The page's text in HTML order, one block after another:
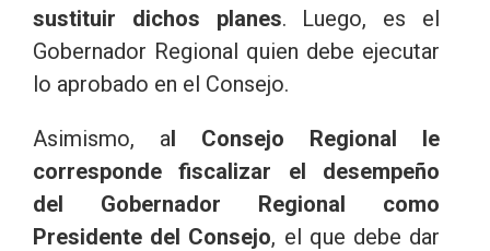
sustituir dichos planes. Luego, es el
Gobernador Regional quien debe ejecutar
lo aprobado en el Consejo.
Asimismo, al Consejo Regional le
corresponde fiscalizar el desempeño
del Gobernador Regional como
Presidente del Consejo, el que debe dar